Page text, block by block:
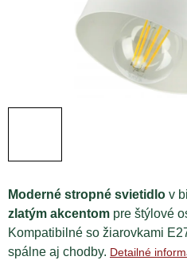
Moderné stropné svietidlo v
zlatým akcentom pre štýlové
Kompatibilné so žiarovkami
spálne aj chodby. Detailné